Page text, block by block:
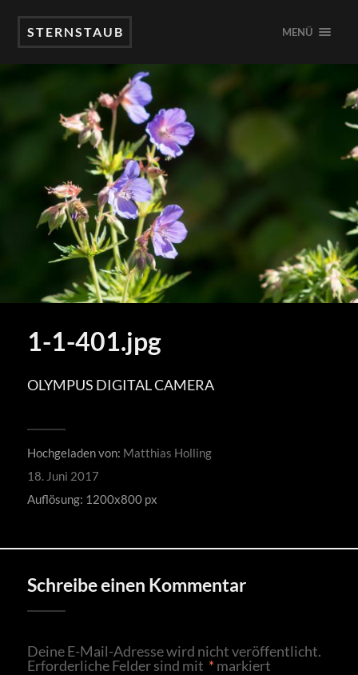
STERNSTAUB MENÜ
1-1-401.jpg
OLYMPUS DIGITAL CAMERA
Hochgeladen von: Matthias Holling
18. Juni 2017
Auflösung: 1200x800 px
Schreibe einen Kommentar
Deine E-Mail-Adresse wird nicht veröffentlicht.
Erforderliche Felder sind mit *markiert